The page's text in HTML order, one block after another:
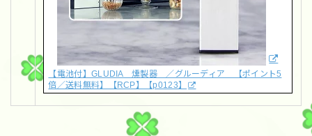
【電池付】GLUDIA 燻製器 ／グルーディア 【ポイント5
倍／送料無料】【RCP】【p0123】